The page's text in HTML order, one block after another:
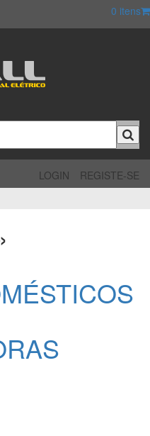
0 itens
LOGIN REGISTE-SE